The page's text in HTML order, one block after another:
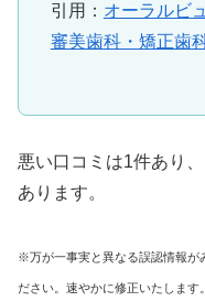
引用： オーラルビ
審美歯科・矯正歯
悪い口コミは1件あり
あります。
※万が一事実と異なる誤認情報が
ださい。速やかに修正いたします。